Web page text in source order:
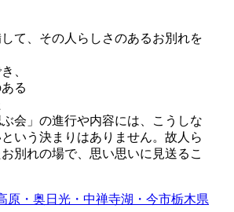
、
る
ぶ会」の進行や内容には、こうしな
いう決まりはありません。故人ら
別れの場で、思い思いに見送るこ
原・奥日光・中禅寺湖・今市栃木県